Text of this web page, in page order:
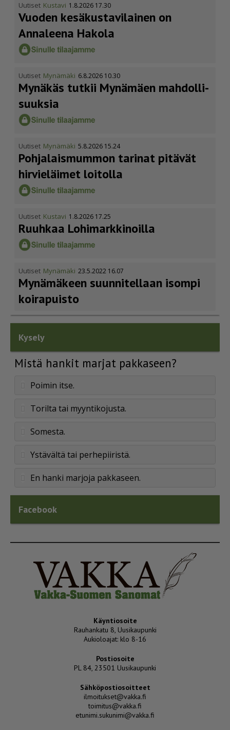
Uutiset Kustavi 1.8.2026 17.30
Vuoden kesäkus­ta­vi­lainen on
Annaleena Hakola
Uutiset Mynämäki 6.8.2026 10.30
Mynäkäs tutkii Mynämäen mahdol­li­
suuksia
Uutiset Mynämäki 5.8.2026 15.24
Pohja­lais­mummon tarinat pitävät
hirvieläimet loitolla
Uutiset Kustavi 1.8.2026 17.25
Ruuhkaa Lohimark­ki­noilla
Uutiset Mynämäki 23.5.2022 16.07
Mynämäkeen suunnitellaan isompi
koirapuisto
Kysely
Mistä hankit marjat pakkaseen?
Poimin itse.
Torilta tai myyntikojusta.
Somesta.
Ystävältä tai perhepiiristä.
En hanki marjoja pakkaseen.
Facebook
Käyntiosoite
Rauhankatu 8, Uusikaupunki
Aukioloajat: klo 8-16
Postiosoite
PL 84, 23501 Uusikaupunki
Sähköpostiosoitteet
ilmoitukset@vakka.fi
toimitus@vakka.fi
etunimi.sukunimi@vakka.fi